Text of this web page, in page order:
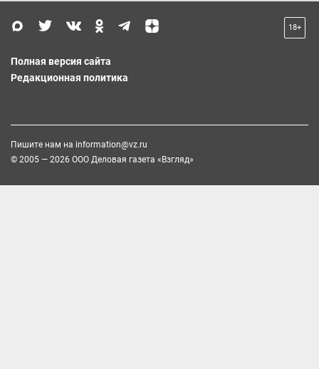
18+
Полная версия сайта
Редакционная политика
Пишите нам на information@vz.ru
© 2005 — 2026 ООО Деловая газета «Взгляд»